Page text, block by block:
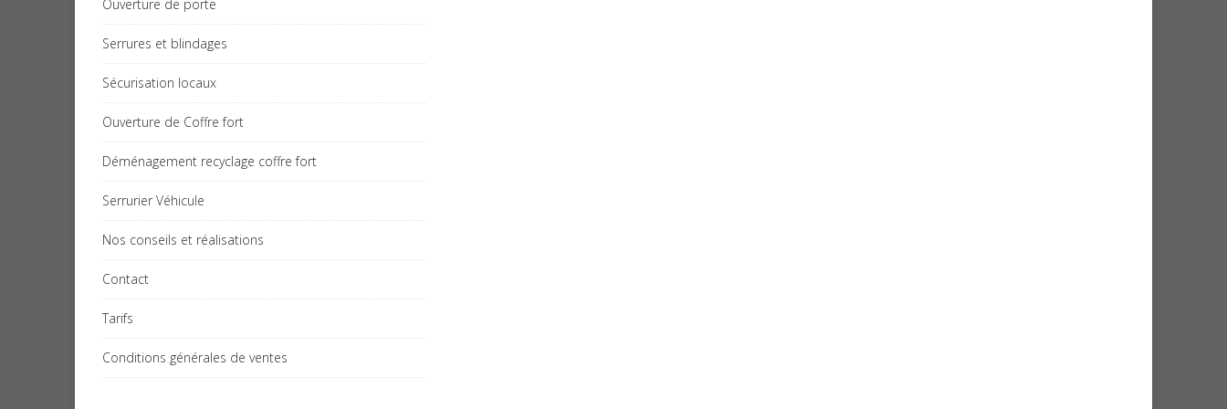
Ouverture de porte
Serrures et blindages
Sécurisation locaux
Ouverture de Coffre fort
Déménagement recyclage coffre fort
Serrurier Véhicule
Nos conseils et réalisations
Contact
Tarifs
Conditions générales de ventes